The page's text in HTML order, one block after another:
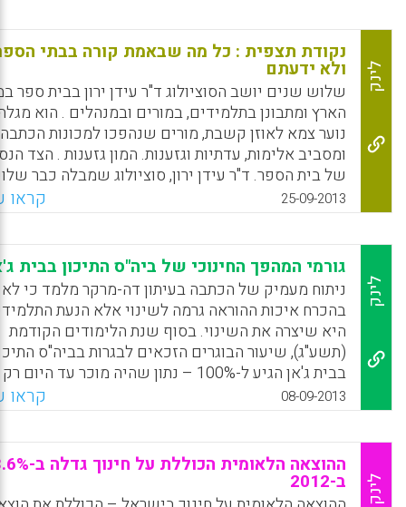
WhatsApp
Facebook
Email
X
לינק
נקודת תצפית : כל מה שבאמת קורה בבתי
ולא ידעתם
שלוש שנים יושב הסוציולוג ד"ר עידן ירון בבית ספר
הארץ ומתבונן בתלמידים, במורים ובמנהלים . הוא
נוער צמא לאוזן קשבת, מורים שנהפכו למכונות
ומסביב אלימות, עדתיות וגזענות. המון גזענות . הצד
של בית הספר. ד"ר עידן ירון, סוציולוג שמבלה כבר
שנים בתצפית אנתרופולוגית על שגרת חייו של בית
שש-שנתי במרכז הארץ. איך בדיוק הצליח אנתרופולוג
59 להשתלב בין מאות תלמידים בגיל ההתבגרות בבית
הספר? ( דפנה לוצקי, ליאור דטל).
WhatsApp
Facebook
Email
X
25-09-2013 קראו
לינק
גורמי המהפך החינוכי של ביה"ס התיכון בבית
ניתוח מעמיק של הכתבה בעיתון דה-מרקר מלמד כי לא
בהכרח איכות ההוראה גרמה לשינוי אלא הנעת
היא שיצרה את השינוי. בסוף שנת הלימודים הקודמת
‏(תשע"ג‏), שיעור הבוגרים הזכאים לבגרות בביה"ס
בבית ג'אן הגיע ל-100% – נתון שהיה מוכר עד היום רק
בסביון, שתלמידיו לומדים בבתי ספר תיכוניים מחוץ
ליישוב. ב-2012, שיעור הזכאים לבגרות במגזר
ל-54.8% – גבוה יותר מהממוצע בישראל, 49.8%, ודומה
לשיעור הזכאים במגזר היהודי, 55.3%. השינוי
הדרוזי ובבית ג'אן התחולל על ידי צוותי המורים
בבתי הספר – שלא הוחלפו ולא קיבלו תגבור מהחוץ. גם
08-09-2013 קראו
לינק
ההוצאה הלאומית הכוללת על
ב-2012